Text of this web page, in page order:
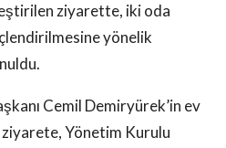
ziyarette, iki oda
yönelik
Cemil Demiryürek’in ev
Yönetim Kurulu